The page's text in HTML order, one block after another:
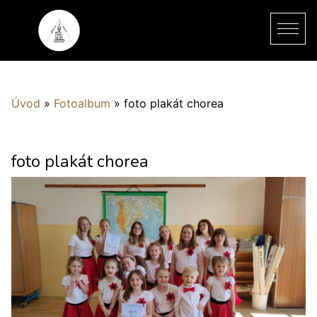
Úvod » Fotoalbum » foto plakát chorea
foto plakát chorea